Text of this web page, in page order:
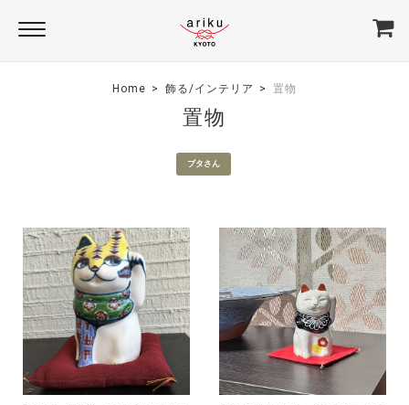
Home 飾る/インテリア 置物
置物
ブタさん